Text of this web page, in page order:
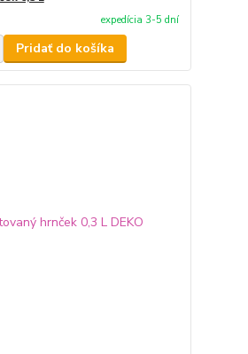
expedícia 3-5 dní
Pridať do košíka